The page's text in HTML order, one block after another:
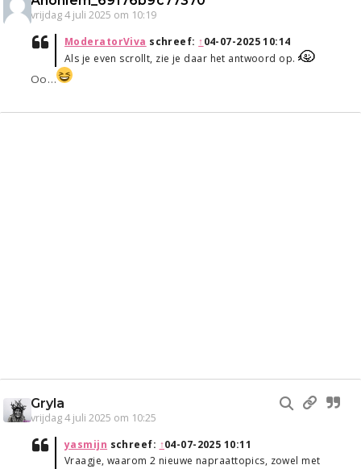
vrijdag 4 juli 2025 om 10:19
ModeratorViva schreef: ↑04-07-2025 10:14
Als je even scrollt, zie je daar het antwoord op.
Oo…
Gryla
vrijdag 4 juli 2025 om 10:25
yasmijn schreef: ↑04-07-2025 10:11
Vraagje, waarom 2 nieuwe napraattopics, zowel met